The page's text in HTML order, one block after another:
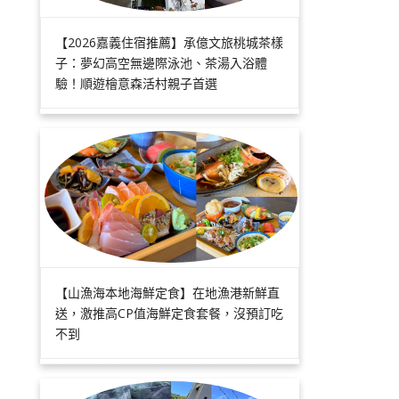
【2026嘉義住宿推薦】承億文旅桃城茶樣
子：夢幻高空無邊際泳池、茶湯入浴體
驗！順遊檜意森活村親子首選
【山漁海本地海鮮定食】在地漁港新鮮直
送，激推高CP值海鮮定食套餐，沒預訂吃
不到